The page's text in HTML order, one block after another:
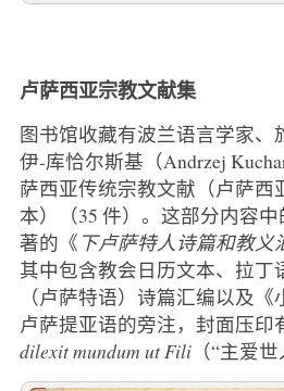
卢萨西亚宗教文献集
图书馆收藏有波兰语言学家、
伊-库恰尔斯基（Andrzej
萨西亚传统宗教文献（卢萨西
本）（35 件）。这部分内容
著的《 下卢萨特人诗篇和教义
其中包含教会日历文本、拉丁
（卢萨特语）诗篇汇编以及
卢萨提亚语的旁注，封面压印
dilexit mundum ut Fili（“主爱世